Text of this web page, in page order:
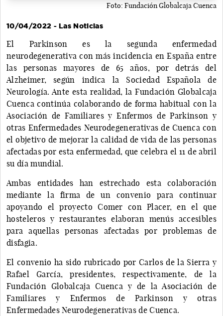
Foto: Fundación Globalcaja Cuenca
10/04/2022 - Las Noticias
El Parkinson es la segunda enfermedad
neurodegenerativa con más incidencia en España entre
las personas mayores de 65 años, por detrás del
Alzheimer, según indica la Sociedad Española de
Neurología. Ante esta realidad, la Fundación Globalcaja
Cuenca continúa colaborando de forma habitual con la
Asociación de Familiares y Enfermos de Parkinson y
otras Enfermedades Neurodegenerativas de Cuenca con
el objetivo de mejorar la calidad de vida de las personas
afectadas por esta enfermedad, que celebra el 11 de abril
su día mundial.
Ambas entidades han estrechado esta colaboración
mediante la firma de un convenio para continuar
apoyando el proyecto Comer con Placer, en el que
hosteleros y restaurantes elaboran menús accesibles
para aquellas personas afectadas por problemas de
disfagia.
El convenio ha sido rubricado por Carlos de la Sierra y
Rafael García, presidentes, respectivamente, de la
Fundación Globalcaja Cuenca y de la Asociación de
Familiares y Enfermos de Parkinson y otras
Enfermedades Neurodegenerativas de Cuenca.